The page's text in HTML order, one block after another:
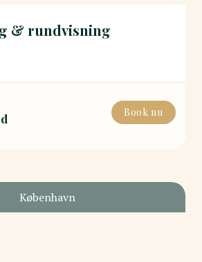
& rundvisning
Book nu
København